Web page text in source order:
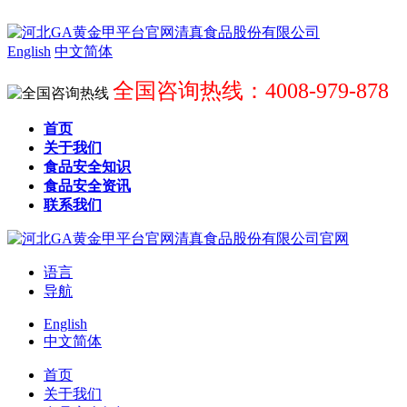
English 中文简体
全国咨询热线：4008-979-878
首页
关于我们
食品安全知识
食品安全资讯
联系我们
语言
导航
English
中文简体
首页
关于我们